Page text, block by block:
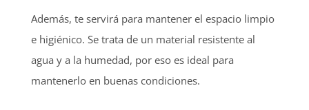
Además, te servirá para mantener el espacio limpio
e higiénico. Se trata de un material resistente al
agua y a la humedad, por eso es ideal para
mantenerlo en buenas condiciones.